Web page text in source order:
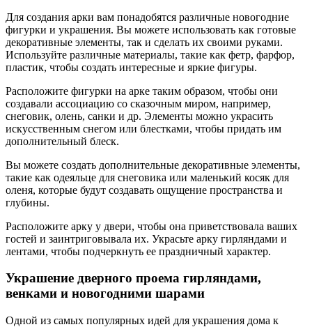
Для создания арки вам понадобятся различные новогодние
фигурки и украшения. Вы можете использовать как готовые
декоративные элементы, так и сделать их своими руками.
Используйте различные материалы, такие как фетр, фарфор,
пластик, чтобы создать интересные и яркие фигуры.
Расположите фигурки на арке таким образом, чтобы они
создавали ассоциацию со сказочным миром, например,
снеговик, олень, санки и др. Элементы можно украсить
искусственным снегом или блестками, чтобы придать им
дополнительный блеск.
Вы можете создать дополнительные декоративные элементы,
такие как одеяльце для снеговика или маленький косяк для
оленя, которые будут создавать ощущение пространства и
глубины.
Расположите арку у двери, чтобы она приветствовала ваших
гостей и заинтриговывала их. Украсьте арку гирляндами и
лентами, чтобы подчеркнуть ее праздничный характер.
Украшение дверного проема гирляндами,
венками и новогодними шарами
Одной из самых популярных идей для украшения дома к